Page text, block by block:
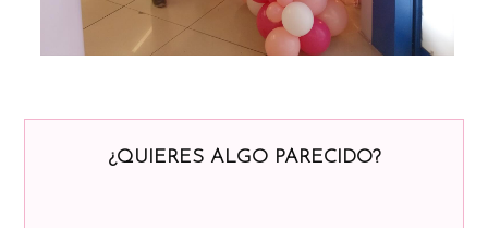
¿QUIERES ALGO PARECIDO?